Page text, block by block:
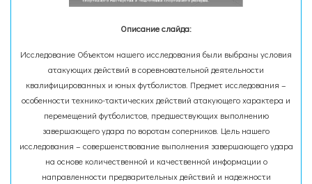
Описание слайда:
Исследование Объектом нашего исследования были выбраны условия
атакующих действий в соревновательной деятельности
квалифицированных и юных футболистов. Предмет исследования –
особенности технико-тактических действий атакующего характера и
перемещений футболистов, предшествующих выполнению
завершающего удара по воротам соперников. Цель нашего
исследования – совершенствование выполнения завершающего удара
на основе количественной и качественной информации о
направленности предварительных действий и надежности